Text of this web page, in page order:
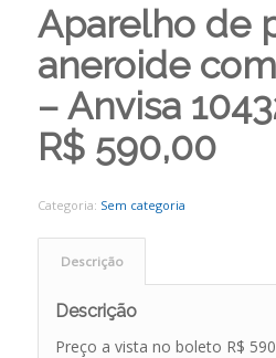
Aparelho de
aneroide
– Anvisa
R$ 590,00
Categoria: Sem categoria
Descrição
Descrição
Preço a vista no boleto R$